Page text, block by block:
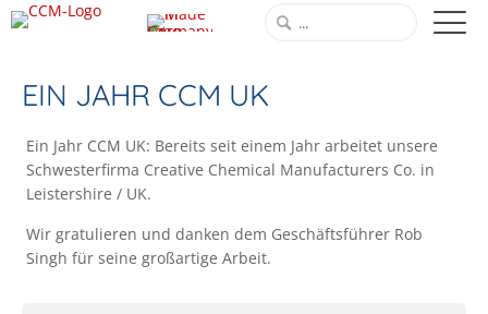
EIN JAHR CCM UK
Ein Jahr CCM UK: Bereits seit einem Jahr arbeitet unsere
Schwesterfirma Creative Chemical Manufacturers Co. in
Leistershire / UK.
Wir gratulieren und danken dem Geschäftsführer Rob
Singh für seine großartige Arbeit.